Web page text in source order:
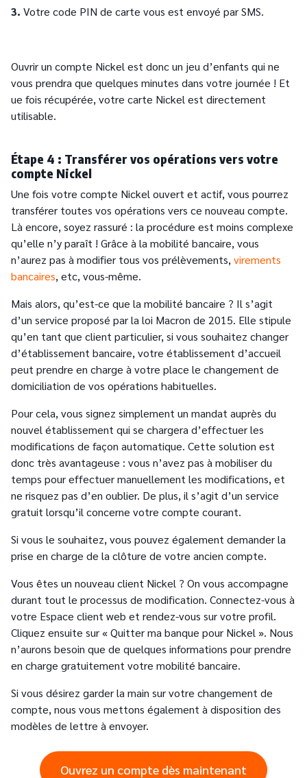
3. Votre code PIN de carte vous est envoyé par SMS.
Ouvrir un compte Nickel est donc un jeu d’enfants qui ne
vous prendra que quelques minutes dans votre journée ! Et
ue fois récupérée, votre carte Nickel est directement
utilisable.
Étape 4 : Transférer vos opérations vers votre
compte Nickel
Une fois votre compte Nickel ouvert et actif, vous pourrez
transférer toutes vos opérations vers ce nouveau compte.
Là encore, soyez rassuré : la procédure est moins complexe
qu’elle n’y paraît ! Grâce à la mobilité bancaire, vous
n’aurez pas à modifier tous vos prélèvements, virements
bancaires, etc, vous-même.
Mais alors, qu’est-ce que la mobilité bancaire ? Il s’agit
d’un service proposé par la loi Macron de 2015. Elle stipule
qu’en tant que client particulier, si vous souhaitez changer
d’établissement bancaire, votre établissement d’accueil
peut prendre en charge à votre place le changement de
domiciliation de vos opérations habituelles.
Pour cela, vous signez simplement un mandat auprès du
nouvel établissement qui se chargera d’effectuer les
modifications de façon automatique. Cette solution est
donc très avantageuse : vous n’avez pas à mobiliser du
temps pour effectuer manuellement les modifications, et
ne risquez pas d’en oublier. De plus, il s’agit d’un service
gratuit lorsqu’il concerne votre compte courant.
Si vous le souhaitez, vous pouvez également demander la
prise en charge de la clôture de votre ancien compte.
Vous êtes un nouveau client Nickel ? On vous accompagne
durant tout le processus de modification. Connectez-vous à
votre Espace client web et rendez-vous sur votre profil.
Cliquez ensuite sur « Quitter ma banque pour Nickel ». Nous
n’aurons besoin que de quelques informations pour prendre
en charge gratuitement votre mobilité bancaire.
Si vous désirez garder la main sur votre changement de
compte, nous vous mettons également à disposition des
modèles de lettre à envoyer.
Ouvrez un compte dès maintenant